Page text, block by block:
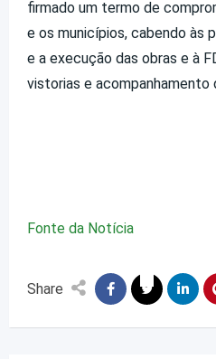
firmado um termo de
e os municípios, cabendo às
e a execução das obras e à
vistorias e acompanhamento
Fonte da Notícia
Share